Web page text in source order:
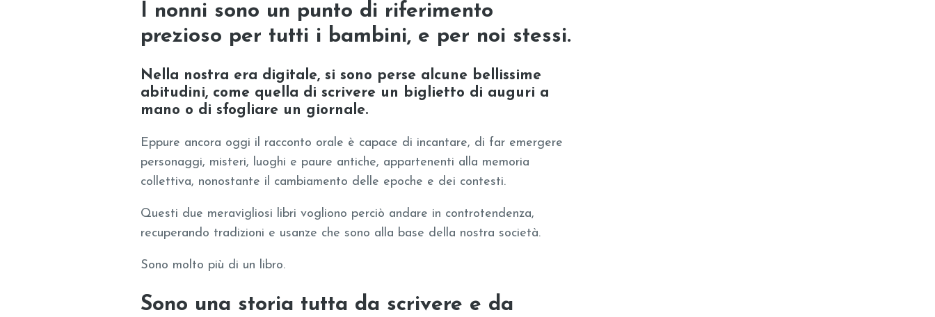
I nonni sono un punto di riferimento
prezioso per tutti i bambini, e per noi stessi.
Nella nostra era digitale, si sono perse alcune bellissime
abitudini, come quella di scrivere un biglietto di auguri a
mano o di sfogliare un giornale.
Eppure ancora oggi il racconto orale è capace di incantare, di far emergere
personaggi, misteri, luoghi e paure antiche, appartenenti alla memoria
collettiva, nonostante il cambiamento delle epoche e dei contesti.
Questi due meravigliosi libri vogliono perciò andare in controtendenza,
recuperando tradizioni e usanze che sono alla base della nostra società.
Sono molto più di un libro.
Sono una storia tutta da scrivere e da